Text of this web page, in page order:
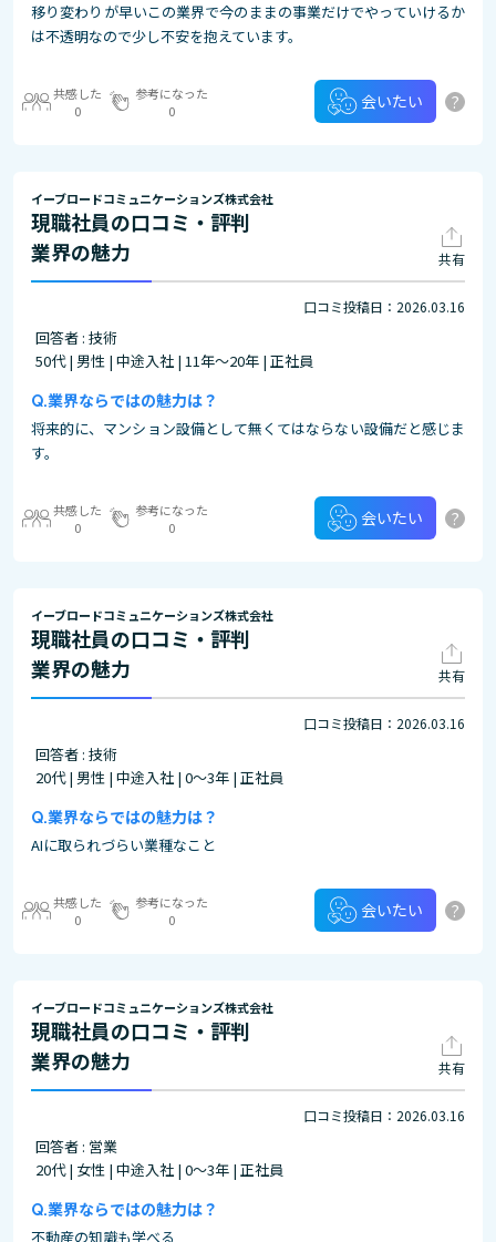
移り変わりが早いこの業界で今のままの事業だけでやっていけるか
は不透明なので少し不安を抱えています。
共感した
0
参考になった
0
会いたい ?
イーブロードコミュニケーションズ株式会社
現職社員の口コミ・評判
業界の魅力
共有
口コミ投稿日：2026.03.16
回答者 : 技術
50代 | 男性 | 中途入社 | 11年～20年 | 正社員
業界ならではの魅力は？
将来的に、マンション設備として無くてはならない設備だと感じま
す。
共感した
0
参考になった
0
会いたい ?
イーブロードコミュニケーションズ株式会社
現職社員の口コミ・評判
業界の魅力
共有
口コミ投稿日：2026.03.16
回答者 : 技術
20代 | 男性 | 中途入社 | 0～3年 | 正社員
業界ならではの魅力は？
AIに取られづらい業種なこと
共感した
0
参考になった
0
会いたい ?
イーブロードコミュニケーションズ株式会社
現職社員の口コミ・評判
業界の魅力
共有
口コミ投稿日：2026.03.16
回答者 : 営業
20代 | 女性 | 中途入社 | 0～3年 | 正社員
業界ならではの魅力は？
不動産の知識も学べる